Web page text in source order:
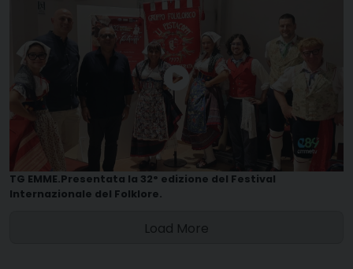
TG EMME.Presentata la 32° edizione del Festival
Internazionale del Folklore.
Load More